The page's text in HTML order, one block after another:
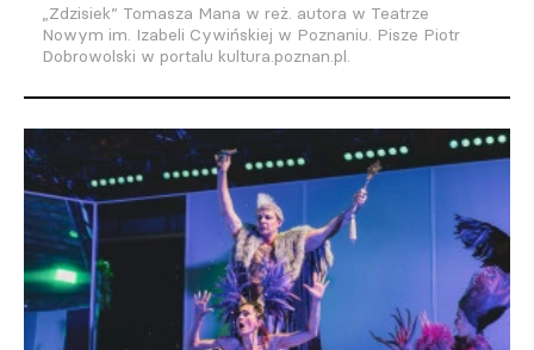
„Zdzisiek” Tomasza Mana w reż. autora w Teatrze
Nowym im. Izabeli Cywińskiej w Poznaniu. Pisze Piotr
Dobrowolski w portalu kultura.poznan.pl.